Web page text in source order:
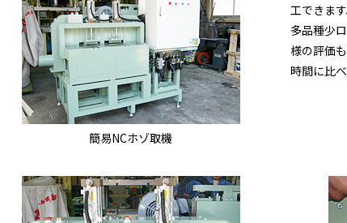
簡易NCホゾ取機
工できま
多品種少
様の評価
時間に比